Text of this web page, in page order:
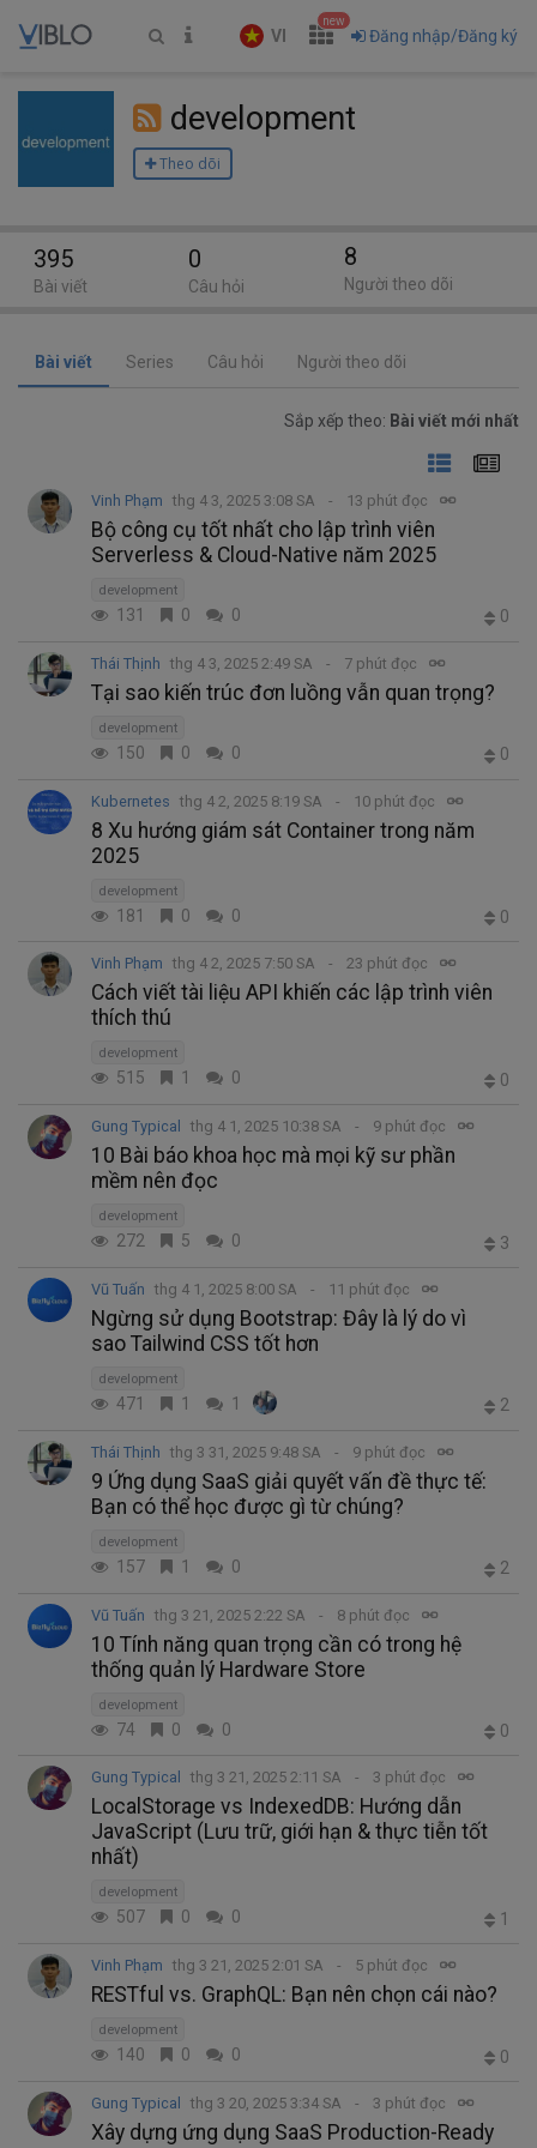
VI
new
Đăng nhập/Đăng ký
development
Theo dõi
Bài viết Series Câu hỏi Người theo dõi
Sắp xếp theo: Bài viết mới nhất
Vinh Phạm thg 4 3, 2025 3:08 SA 13 phút đọc
Bộ công cụ tốt nhất cho lập trình viên
Serverless & Cloud-Native năm 2025
development
131 0 0 0
Thái Thịnh thg 4 3, 2025 2:49 SA 7 phút đọc
Tại sao kiến trúc đơn luồng vẫn quan trọng?
development
150 0 0 0
Kubernetes thg 4 2, 2025 8:19 SA 10 phút đọc
8 Xu hướng giám sát Container trong năm
2025
development
181 0 0 0
Vinh Phạm thg 4 2, 2025 7:50 SA 23 phút đọc
Cách viết tài liệu API khiến các lập trình viên
thích thú
development
515 1 0 0
Gung Typical thg 4 1, 2025 10:38 SA 9 phút đọc
10 Bài báo khoa học mà mọi kỹ sư phần
mềm nên đọc
development
272 5 0 3
Vũ Tuấn thg 4 1, 2025 8:00 SA 11 phút đọc
Ngừng sử dụng Bootstrap: Đây là lý do vì
sao Tailwind CSS tốt hơn
development
471 1 1 2
Thái Thịnh thg 3 31, 2025 9:48 SA 9 phút đọc
9 Ứng dụng SaaS giải quyết vấn đề thực tế:
Bạn có thể học được gì từ chúng?
development
157 1 0 2
Vũ Tuấn thg 3 21, 2025 2:22 SA 8 phút đọc
10 Tính năng quan trọng cần có trong hệ
thống quản lý Hardware Store
development
74 0 0 0
Gung Typical thg 3 21, 2025 2:11 SA 3 phút đọc
LocalStorage vs IndexedDB: Hướng dẫn
JavaScript (Lưu trữ, giới hạn & thực tiễn tốt
nhất)
development
507 0 0 1
Vinh Phạm thg 3 21, 2025 2:01 SA 5 phút đọc
RESTful vs. GraphQL: Bạn nên chọn cái nào?
development
140 0 0 0
Gung Typical thg 3 20, 2025 3:34 SA 3 phút đọc
Xây dựng ứng dụng SaaS Production-Ready
395
Bài viết
0
Câu hỏi
8
Người theo dõi